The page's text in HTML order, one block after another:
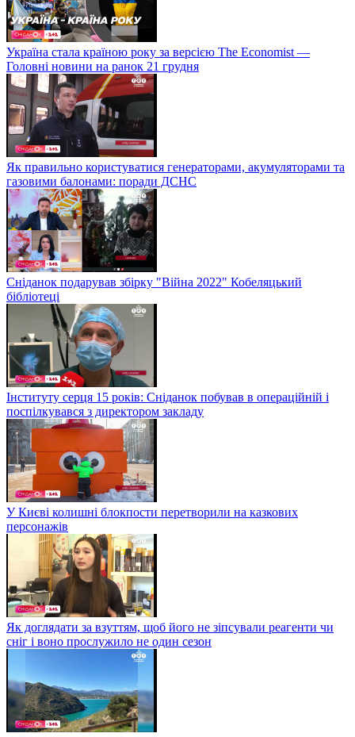
Україна стала країною року за версією The Economist —
Головні новини на ранок 21 грудня
Як правильно користуватися генераторами, акумуляторами та
газовими балонами: поради ДСНС
Сніданок подарував збірку "Війна 2022" Кобеляцький
бібліотеці
Інституту серця 15 років: Сніданок побував в операційній і
поспілкувався з директором закладу
У Києві колишні блокпости перетворили на казкових
персонажів
Як доглядати за взуттям, щоб його не зіпсували реагенти чи
сніг і воно прослужило не один сезон